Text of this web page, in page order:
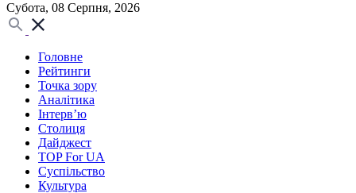
Субота, 08 Серпня, 2026
Головне
Рейтинги
Точка зору
Аналітика
Інтерв’ю
Столиця
Дайджест
TOP For UA
Суспiльство
Культура